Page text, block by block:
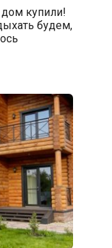
купили!
будем,